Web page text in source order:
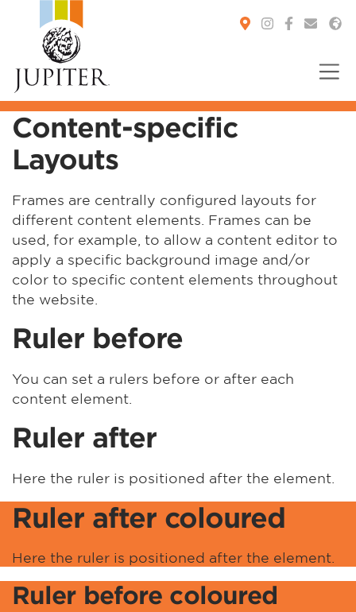
You are here:
Content-specific
Layouts
Frames are centrally configured layouts for
different content elements. Frames can be
used, for example, to allow a content editor to
apply a specific background image and/or
color to specific content elements throughout
the website.
Ruler before
You can set a rulers before or after each
content element.
Ruler after
Here the ruler is positioned after the element.
Ruler after coloured
Here the ruler is positioned after the element.
Ruler before coloured